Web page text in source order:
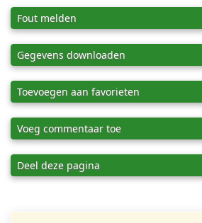
Fout melden
Gegevens downloaden
Toevoegen aan favorieten
Voeg commentaar toe
Deel deze pagina